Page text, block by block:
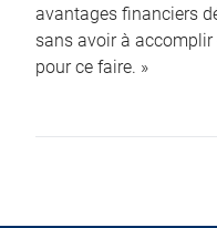
avantages financiers
sans avoir à
pour ce faire. »